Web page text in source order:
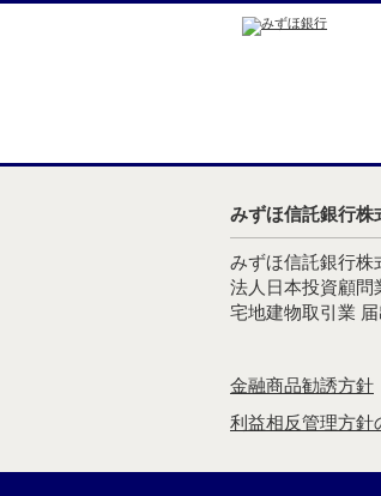
みずほ信託銀行株
みずほ信託銀行
法人日本投資顧問
宅地建物取引業
金融商品勧誘方針
利益相反管理方針